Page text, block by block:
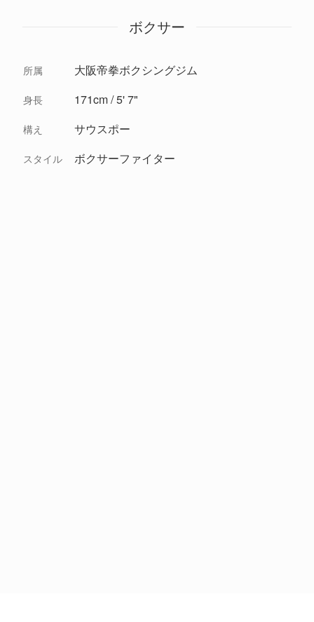
ボクサー
所属 大阪帝拳ボクシングジム
身長 171cm / 5' 7"
構え サウスポー
スタイル ボクサーファイター